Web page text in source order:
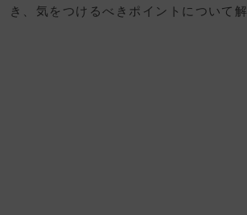
き、気をつけるべきポイントについて解